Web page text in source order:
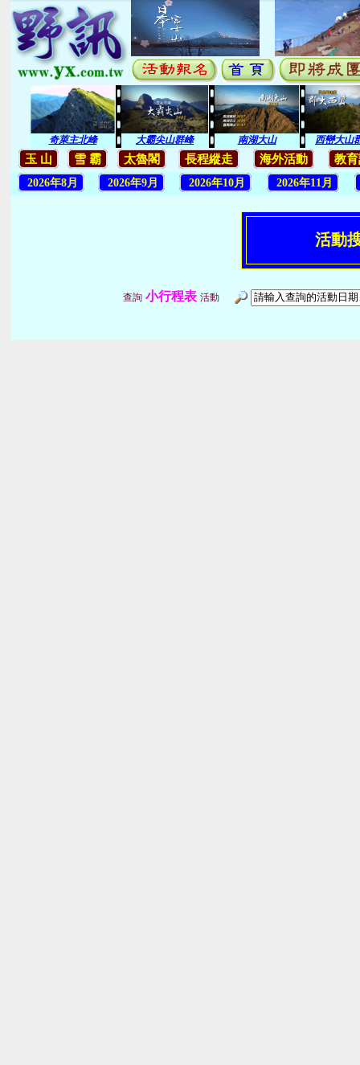
奇萊主北峰 大霸尖山群峰 南湖大山 西巒大山
玉 山 雪 霸 太魯閣 長程縱走 海外活動 教
2026年8月 2026年9月 2026年10月 2026年11月
活動
查詢 小行程表 活動